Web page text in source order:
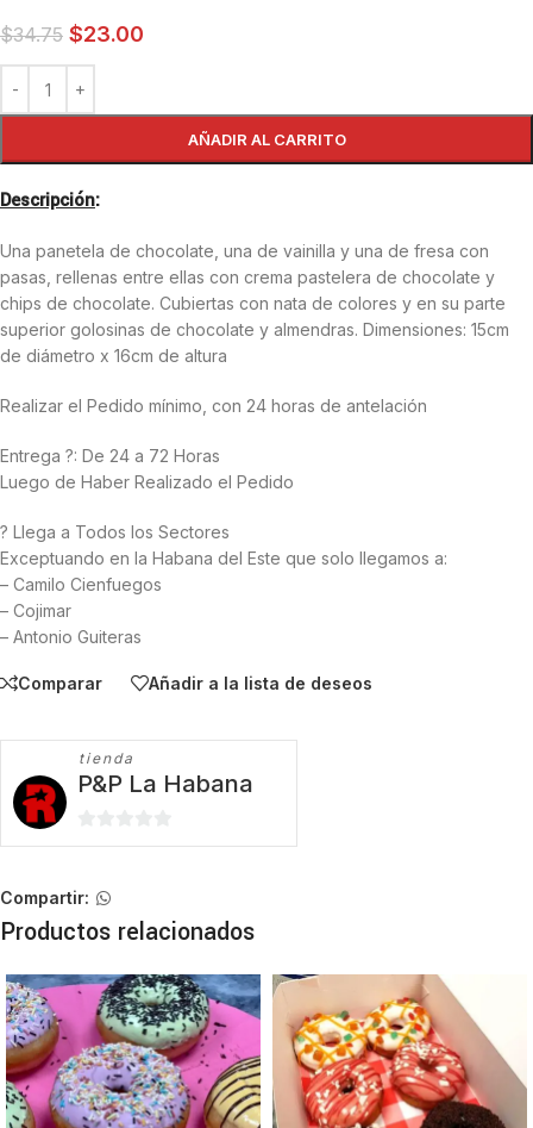
$34.75 $23.00
AÑADIR AL CARRITO
Descripción:
Una panetela de chocolate, una de vainilla y una de fresa con
pasas, rellenas entre ellas con crema pastelera de chocolate y
chips de chocolate. Cubiertas con nata de colores y en su parte
superior golosinas de chocolate y almendras. Dimensiones: 15cm
de diámetro x 16cm de altura
Realizar el Pedido mínimo, con 24 horas de antelación
Entrega ?: De 24 a 72 Horas
Luego de Haber Realizado el Pedido
? Llega a Todos los Sectores
Exceptuando en la Habana del Este que solo llegamos a:
– Camilo Cienfuegos
– Cojimar
– Antonio Guiteras
Comparar Añadir a la lista de deseos
tienda
P&P La Habana
0
5
Compartir:
Productos relacionados